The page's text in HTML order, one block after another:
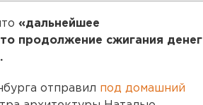
«дальнейшее
продолжение сжигания денег
отправил под домашний